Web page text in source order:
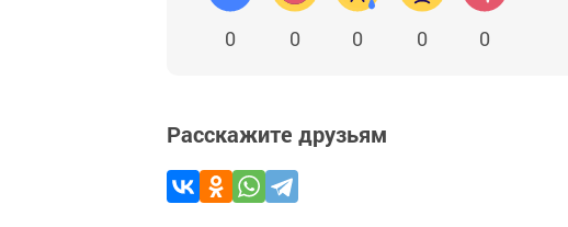
0 0 0 0 0
Расскажите друзьям